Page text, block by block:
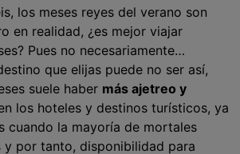
los meses reyes del verano son
en realidad, ¿es mejor viajar
Pues no necesariamente…
que elijas puede no ser así,
suele haber más ajetreo y
los hoteles y destinos turísticos, ya
cuando la mayoría de mortales
y por tanto, disponibilidad para